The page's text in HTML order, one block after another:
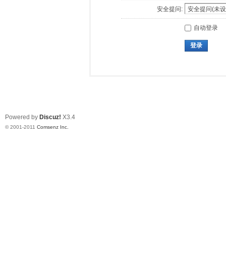
安全提问:
自动登录
登录
Powered by Discuz! X3.4
© 2001-2011 Comsenz Inc.